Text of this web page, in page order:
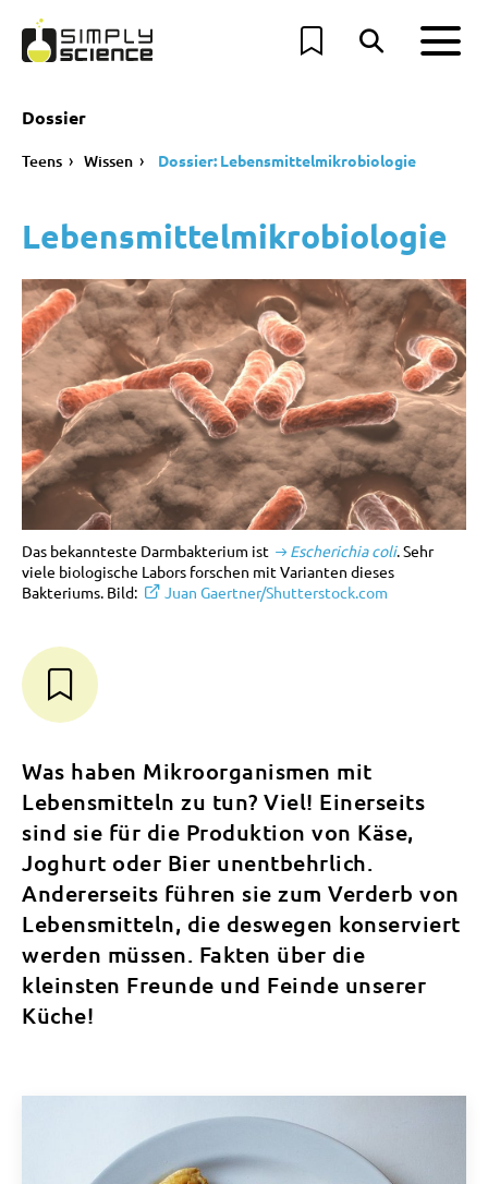
Dossier
Teens Wissen Dossier: Lebensmittelmikrobiologie
Lebensmittelmikrobiologie
Das bekannteste Darmbakterium ist Escherichia coli. Sehr
viele biologische Labors forschen mit Varianten dieses
Bakteriums. Bild:
Juan Gaertner/Shutterstock.com
Was haben Mikroorganismen mit
Lebensmitteln zu tun? Viel! Einerseits
sind sie für die Produktion von Käse,
Joghurt oder Bier unentbehrlich.
Andererseits führen sie zum Verderb von
Lebensmitteln, die deswegen konserviert
werden müssen. Fakten über die
kleinsten Freunde und Feinde unserer
Küche!